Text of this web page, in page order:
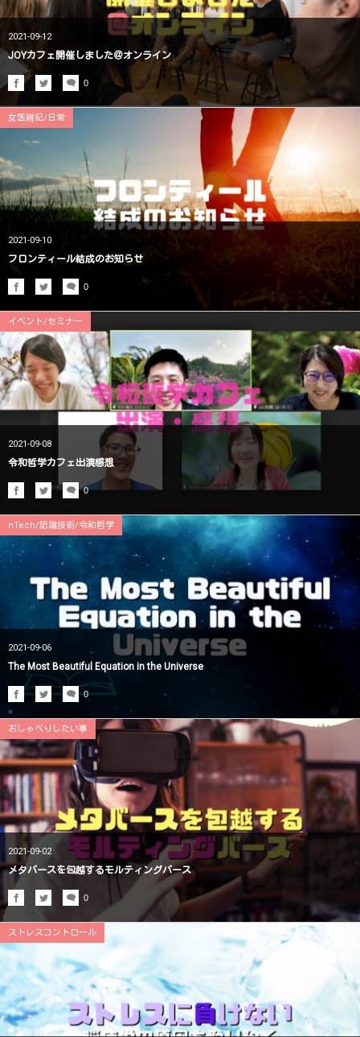
2021-09-12
JOYカフェ開催しました＠オンライン
0
女医雑記/日常
2021-09-10
フロンティール結成のお知らせ
0
イベント/セミナー
2021-09-08
令和哲学カフェ出演感想
0
nTech/認識技術/令和哲学
2021-09-06
The Most Beautiful Equation in the Universe
0
おしゃべりしたい事
2021-09-02
メタバースを包越するモルティングバース
0
ストレスコントロール